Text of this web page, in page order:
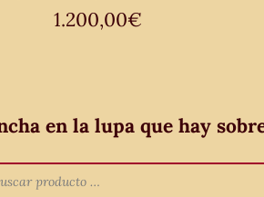
1.200,00€
en la lupa que hay